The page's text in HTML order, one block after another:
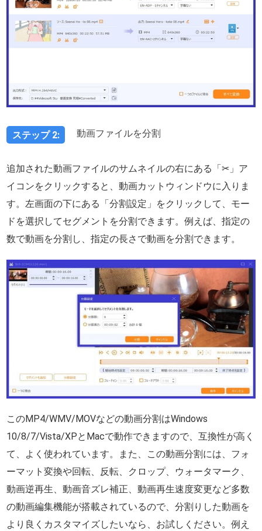
ステップ 2: 動画ファイルを分割
追加された動画ファイルのサムネイルの右にある「✂」ア
イコンをクリックすると、動画カットウィンドウに入りま
す。左画面の下にある「分割設定」をクリックして、モー
ドを選択してセグメントを分割できます。例えば、指定の
数で動画を分割し、指定の長さで動画を分割できます。
このMP4/WMV/MOVなどの動画分割はWindows
10/8/7/Vista/XPとMacで動作できますので、互換性が高く
て、よく使われています。また、この動画分割には、フォ
ーマット変換や回転、反転、クロップ、ウォータマーク、
動画逆再生、動画音ズレ補正、動画再生速度変更など多数
の動画編集機能が搭載されているので、分割りした動画を
より良くカスタマイズしたいなら、お試しください。例え